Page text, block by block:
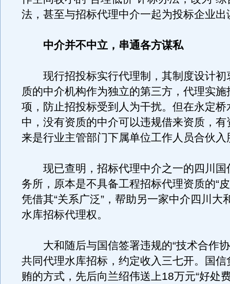
法，甚至与招标代理中介一起为投标企业出
中介并不中立，串通各方谋私
现行招投标实行代理制，其制度设计初
质的中介机构作为独立的第三方，代理实施
项，防止招投标受到人为干扰。但在永定桥
中，没有资质的中介可以违规借来资质，有
来是行业主管部门下属单位工作人员合伙入
现已查明，招标代理中介之一的四川国
务所，原本是不具备工程招标代理资质的“
凭借其“关系广泛”，帮助另一家中介四川大
水库招标代理权。
大和随后与国信签署违规的“技术合作协
共同代理水库招标，约定收入三七开。国信
贿的方式，先后向兰绍伟送上18万元“好处